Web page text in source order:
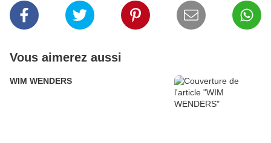
Vous aimerez aussi
WIM WENDERS